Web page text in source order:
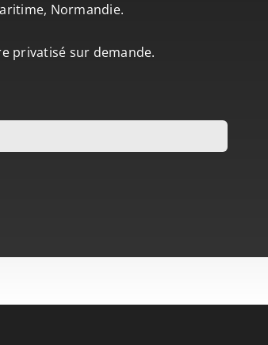
Normandie.
privatisé sur demande.